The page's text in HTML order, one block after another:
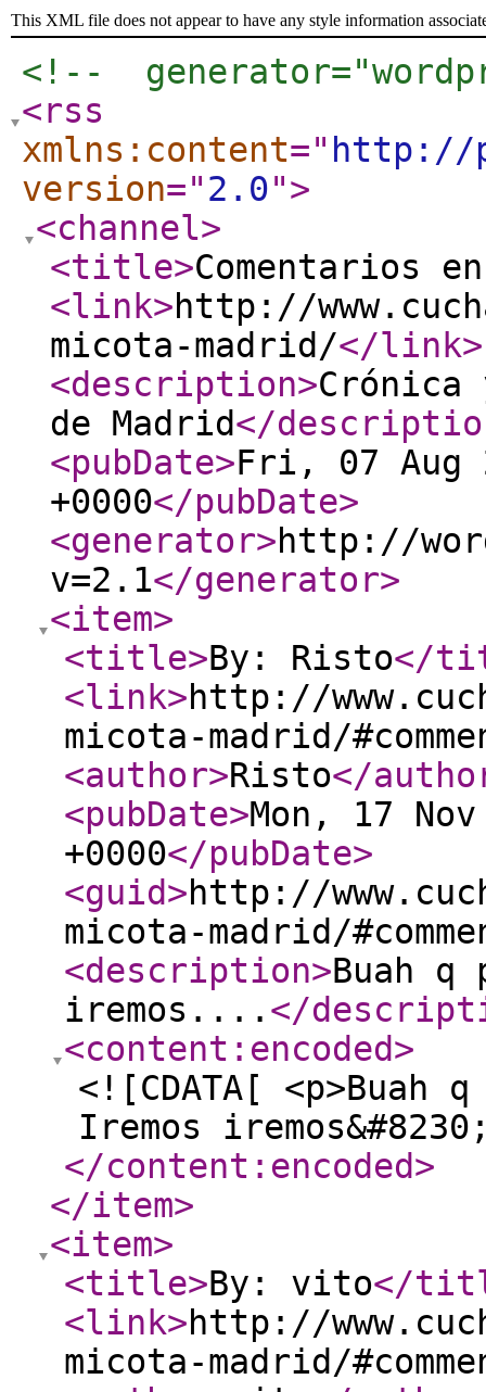
This XML file does not appear to have any style information
<!--
<rss
xmlns:content=" http://
version="2.0">
<channel>
<title>Comentarios
<link>http://
micota-madrid/</link>
<description>
de Madrid</
<pubDate>Fri, 07 Aug
+0000</pubDate>
<generator>http://
v=2.1</generator>
<item>
<title>By: Risto</
<link>http://
micota-madrid/
<author>Risto</
<pubDate>Mon, 17
+0000</pubDate>
<guid>http://
micota-madrid/
<description>Buah
iremos.... </
<content:encoded>
<![CDATA[
Iremos
</content:encoded>
</item>
<item>
<title>By: vito</
<link>http://
micota-madrid/